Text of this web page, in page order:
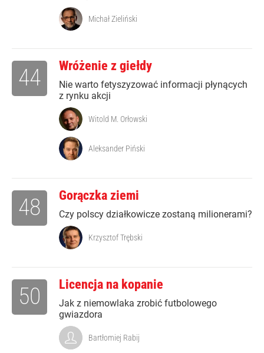
Michał Zieliński
Wróżenie z giełdy
Nie warto fetyszyzować informacji płynących
z rynku akcji
44
Witold M. Orłowski
Aleksander Piński
Gorączka ziemi
Czy polscy działkowicze zostaną milionerami?
48
Krzysztof Trębski
Licencja na kopanie
Jak z niemowlaka zrobić futbolowego
gwiazdora
50
Bartłomiej Rabij